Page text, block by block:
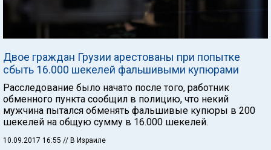
Двое граждан Грузии арестованы при попытке
сбыть 16.000 шекелей фальшивыми купюрами
Расследование было начато после того, работник
обменного пункта сообщил в полицию, что некий
мужчина пытался обменять фальшивые купюры в 200
шекелей на общую сумму в 16.000 шекелей.
10.09.2017 16:55 // В Израиле